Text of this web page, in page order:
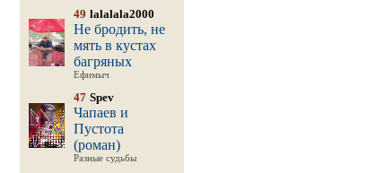
49 lalalala2000
Не бродить, не
мять в кустах
багряных
Ефимыч
47 Spev
Чапаев и
Пустота
(роман)
Разные судьбы